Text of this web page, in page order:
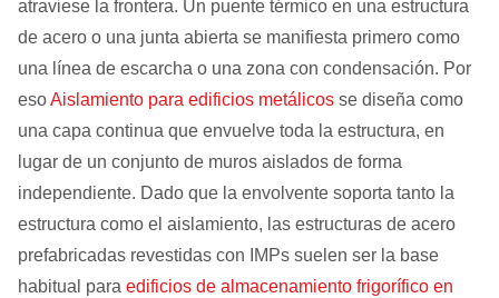
atraviese la frontera. Un puente térmico en una estructura
de acero o una junta abierta se manifiesta primero como
una línea de escarcha o una zona con condensación. Por
esoAislamiento para edificios metálicos se diseña como
una capa continua que envuelve toda la estructura, en
lugar de un conjunto de muros aislados de forma
independiente. Dado que la envolvente soporta tanto la
estructura como el aislamiento, las estructuras de acero
prefabricadas revestidas con IMPs suelen ser la base
habitual para edificios de almacenamiento frigorífico en